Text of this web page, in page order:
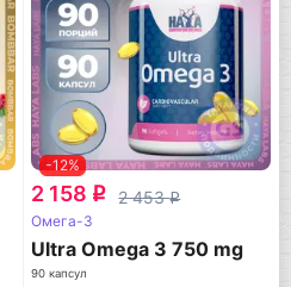
-12%
2 158 q 2 453q
Омега-3
Ultra Omega 3 750 mg
90 капсул